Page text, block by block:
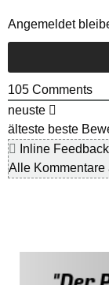
Angemeldet
105 Comments
neuste
älteste beste
Inline
Alle Kommentare